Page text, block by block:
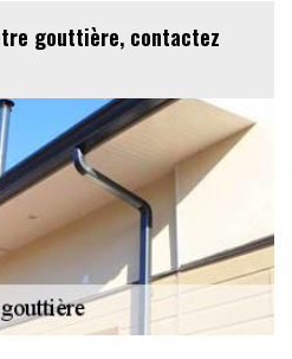
gouttière, contactez